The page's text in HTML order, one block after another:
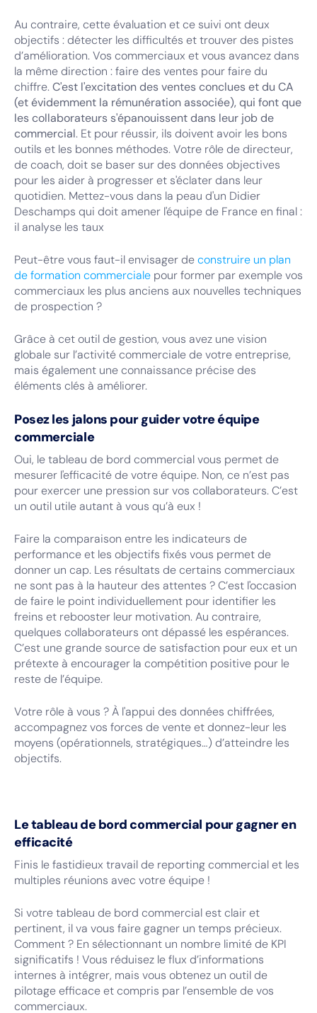
Au contraire, cette évaluation et ce suivi ont deux
objectifs : détecter les difficultés et trouver des pistes
d’amélioration. Vos commerciaux et vous avancez dans
la même direction : faire des ventes pour faire du
chiffre.C'est l'excitation des ventes conclues et du CA
(et évidemment la rémunération associée), qui font que
les collaborateurs s'épanouissent dans leur job de
commercial. Et pour réussir, ils doivent avoir les bons
outils et les bonnes méthodes. Votre rôle de directeur,
de coach, doit se baser sur des données objectives
pour les aider à progresser et s'éclater dans leur
quotidien. Mettez-vous dans la peau d'un Didier
Deschamps qui doit amener l'équipe de France en final :
il analyse les taux
Peut-être vous faut-il envisager deconstruire un plan
de formation commerciale pour former par exemple vos
commerciaux les plus anciens aux nouvelles techniques
de prospection ?
Grâce à cet outil de gestion, vous avez une vision
globale sur l’activité commerciale de votre entreprise,
mais également une connaissance précise des
éléments clés à améliorer.
Posez les jalons pour guider votre équipe
commerciale
Oui, le tableau de bord commercial vous permet de
mesurer l'efficacité de votre équipe. Non, ce n’est pas
pour exercer une pression sur vos collaborateurs. C’est
un outil utile autant à vous qu’à eux !
Faire la comparaison entre les indicateurs de
performance et les objectifs fixés vous permet de
donner un cap. Les résultats de certains commerciaux
ne sont pas à la hauteur des attentes ? C’est l'occasion
de faire le point individuellement pour identifier les
freins et rebooster leur motivation. Au contraire,
quelques collaborateurs ont dépassé les espérances.
C’est une grande source de satisfaction pour eux et un
prétexte à encourager la compétition positive pour le
reste de l’équipe.
Votre rôle à vous ? À l'appui des données chiffrées,
accompagnez vos forces de vente et donnez-leur les
moyens (opérationnels, stratégiques…) d’atteindre les
objectifs.
Le tableau de bord commercial pour gagner en
efficacité
Finis le fastidieux travail de reporting commercial et les
multiples réunions avec votre équipe !
Si votre tableau de bord commercial est clair et
pertinent, il va vous faire gagner un temps précieux.
Comment ? En sélectionnant un nombre limité de KPI
significatifs ! Vous réduisez le flux d’informations
internes à intégrer, mais vous obtenez un outil de
pilotage efficace et compris par l’ensemble de vos
commerciaux.